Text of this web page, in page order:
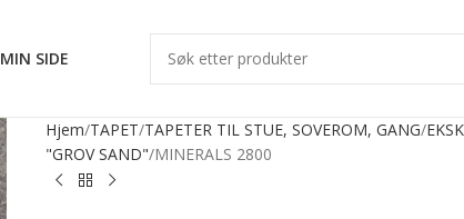
MIN SIDE
Hjem TAPET TAPETER TIL STUE, SOVEROM, GANG
"GROV SAND" MINERALS 2800